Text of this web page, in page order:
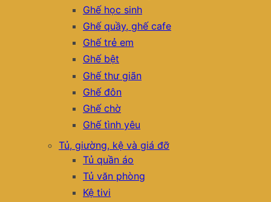
Ghế học sinh
Ghế quầy, ghế cafe
Ghế trẻ em
Ghế bệt
Ghế thư giãn
Ghế đôn
Ghế chờ
Ghế tình yêu
Tủ, giường, kệ và giá đỡ
Tủ quần áo
Tủ văn phòng
Kệ tivi